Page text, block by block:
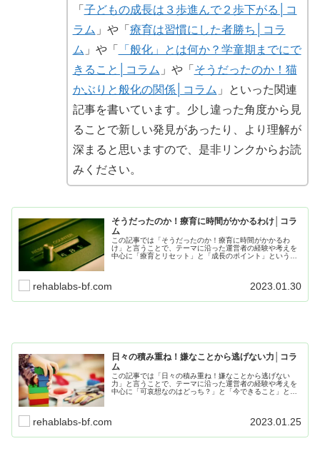
「 子どもの成長は３歩進んで２歩下がる│コ
ラム 」や「 療育は習慣にした者勝ち│コラ
ム 」や「
「般化」とは何か？学童期までにで
きること│コラム 」や「 そうだったのか！猫
かぶりと般化の関係│コラム 」といった関連
記事を書いています。少し違った角度から見
ることで新しい発見があったり、より理解が
深まると思いますので、是非リンクからお読
みください。
そうだったのか！療育に時間がかかるわけ│コラ
ム
この記事では「そうだったのか！療育に時間がかかるわ
け」と言うことで、テーマに沿った運営者の経験や考えを
中心に「療育とリセット」と「成長のポイント」という項
rehablabs-bf.com 2023.01.30
日々の積み重ね！嫌なことから逃げない力│コラ
ム
この記事では「日々の積み重ね！嫌なことから逃げない
力」と言うことで、テーマに沿った運営者の経験や考えを
中心に「可哀想なのはどっち？」と「今できること」とい
rehablabs-bf.com 2023.01.25